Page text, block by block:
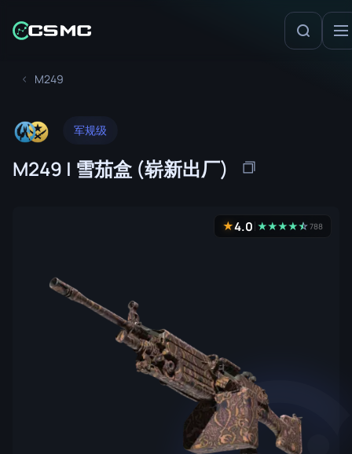
M249
军规级
M249 | 雪茄盒 (崭新出厂)
★4.0 ★★★★★
☆788